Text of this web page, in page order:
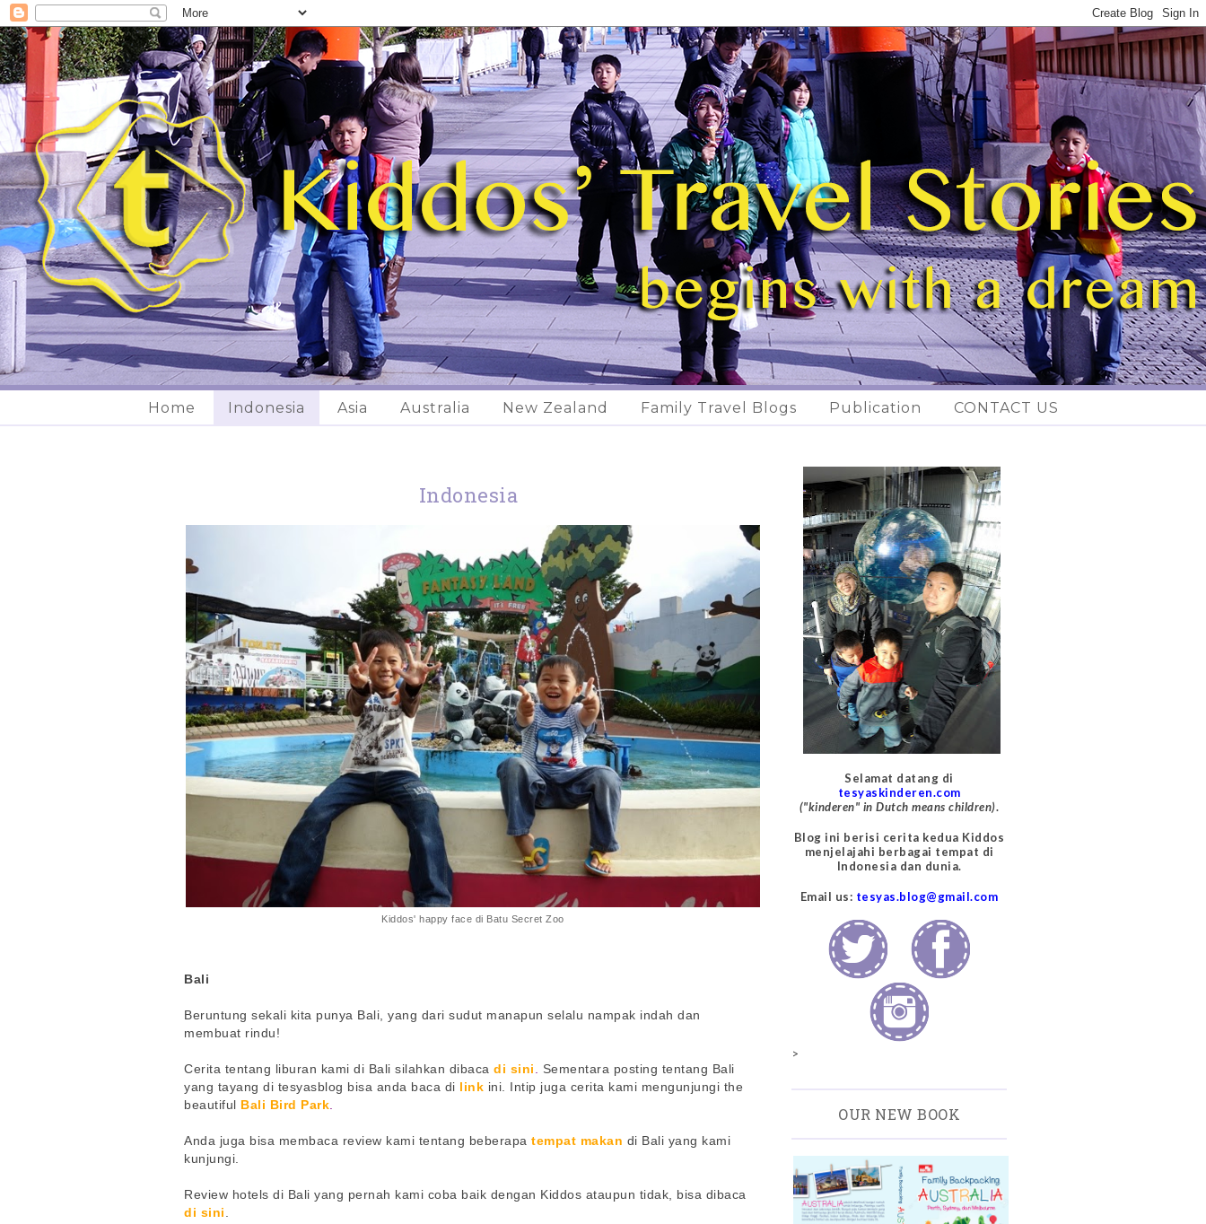
Home Indonesia Asia Australia New Zealand Family Travel Blogs Publication CONTACT US
Indonesia
Kiddos' happy face di Batu Secret Zoo
Bali
Beruntung sekali kita punya Bali, yang dari sudut manapun selalu nampak indah dan
membuat rindu!
Cerita tentang liburan kami di Bali silahkan dibaca di sini. Sementara posting tentang Bali
yang tayang di tesyasblog bisa anda baca di link ini. Intip juga cerita kami mengunjungi the
beautiful Bali Bird Park.
Anda juga bisa membaca review kami tentang beberapa tempat makan di Bali yang kami
kunjungi.
Review hotels di Bali yang pernah kami coba baik dengan Kiddos ataupun tidak, bisa dibaca
di sini.
Selamat datang di
tesyaskinderen.com
("kinderen" in Dutch means children).
Blog ini berisi cerita kedua Kiddos
menjelajahi berbagai tempat di
Indonesia dan dunia.
Email us: tesyas.blog@gmail.com
>
OUR NEW BOOK